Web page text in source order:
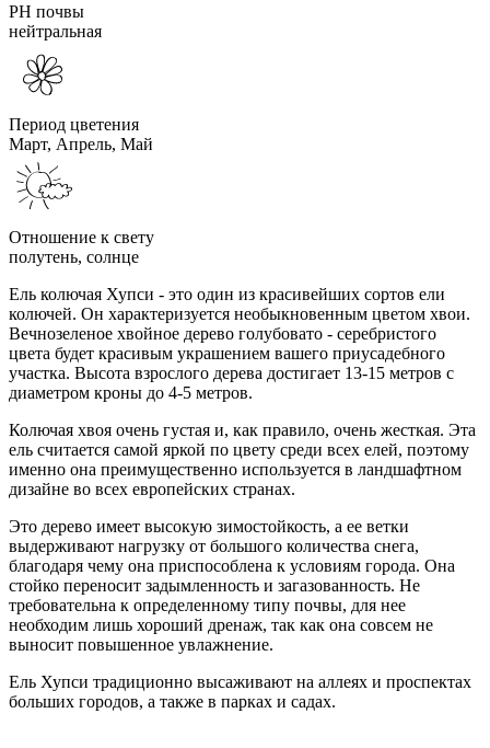
PH почвы
нейтральная
Период цветения
Март, Апрель, Май
Отношение к свету
полутень, солнце
Ель колючая Хупси - это один из красивейших сортов ели
колючей. Он характеризуется необыкновенным цветом хвои.
Вечнозеленое хвойное дерево голубовато - серебристого
цвета будет красивым украшением вашего приусадебного
участка. Высота взрослого дерева достигает 13-15 метров с
диаметром кроны до 4-5 метров.
Колючая хвоя очень густая и, как правило, очень жесткая. Эта
ель считается самой яркой по цвету среди всех елей, поэтому
именно она преимущественно используется в ландшафтном
дизайне во всех европейских странах.
Это дерево имеет высокую зимостойкость, а ее ветки
выдерживают нагрузку от большого количества снега,
благодаря чему она приспособлена к условиям города. Она
стойко переносит задымленность и загазованность. Не
требовательна к определенному типу почвы, для нее
необходим лишь хороший дренаж, так как она совсем не
выносит повышенное увлажнение.
Ель Хупси традиционно высаживают на аллеях и проспектах
больших городов, а также в парках и садах.